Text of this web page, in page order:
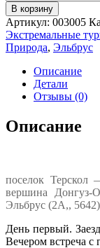
В корзину
Артикул: 003005
Экстремальные
Природа, Эльбрус
Описание
Детали
Отзывы (0)
Описание
поселок
вершина Донгуз-
Эльбрус (2А,,
День первый.
Вечером встреча с